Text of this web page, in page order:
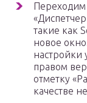
Переходим
такие как
новое
настройки
правом
отметку
качестве